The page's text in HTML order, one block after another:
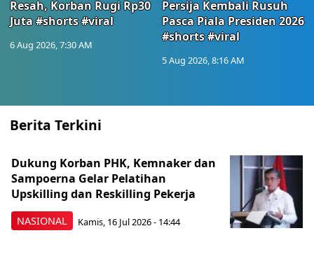
Resah, Korban Rugi Rp30
Juta #shorts #viral
6 Aug 2026, 7:30 AM
Persija Kembali Rusuh
Pasca Piala Presiden 2026
#shorts #viral
5 Aug 2026, 8:16 AM
Berita Terkini
NASIONAL
Dukung Korban PHK, Kemnaker dan
Sampoerna Gelar Pelatihan
Upskilling dan Reskilling Pekerja
Kamis, 16 Jul 2026 - 14:44